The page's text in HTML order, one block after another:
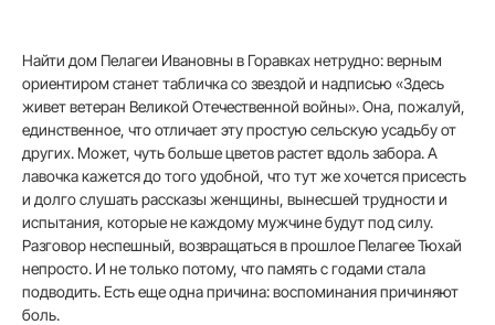
Найти дом Пелагеи Ивановны в Горав­ках нетрудно: вер­ным
ориентиром станет табличка со звездой и надписью «Здесь
живет вете­ран Великой Отече­ственной войны». Она, пожалуй,
един­ственное, что от­личает эту простую сельскую усадьбу от
других. Может, чуть больше цветов растет вдоль забора. А
лавочка кажет­ся до того удобной, что тут же хочется присесть
и долго слушать рассказы жен­щины, вынесшей трудности и
испытания, которые не каждо­му мужчине будут под силу.
Разговор неспешный, возвра­щаться в прошлое Пелагее Тюхай
непросто. И не только потому, что память с года­ми стала
подводить. Есть еще одна причина: воспоминания причиняют
боль.